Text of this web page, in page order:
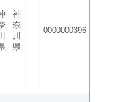
神
奈
川
県
0000000396